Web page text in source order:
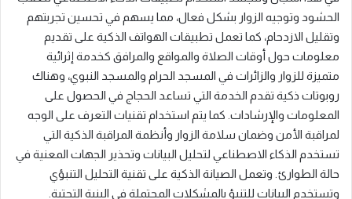
الحشود وتوجيه الزوار بشكل فعال، مما يسهم في تحسين تجربتهم
وتقليل الازدحام، كما تعمل تطبيقات الهواتف الذكية على تقديم
معلومات حول أوقات الصلاة والمواقع والمرافق كخدمة إثرائية
متميزة للزوار والزائرات في المسجد الحرام والمسجد النبوي، وهناك
روبوتات ذكية تقدم الخدمة التي تساعد الحجاج في الحصول على
المعلومات والإرشادات. كما يتم استخدام تقنيات التعرف على الوجه
لمراقبة الأمن وضمان سلامة الزوار وأنظمة المراقبة الذكية التي
تستخدم الذكاء الاصطناعي لتحليل البيانات وتحذير الجهات المعنية في
حالة الطوارئ. وتعمل الصيانة الذكية على تقنية التحليل التنبؤي
وتستخدم البيانات للتنبؤ بالمشكلات المحتملة في البنية التحتية.